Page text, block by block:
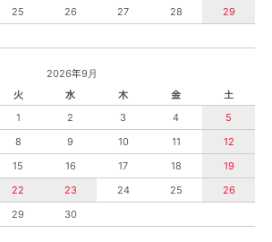
25 26 27 28
29
2026年9月
火 水 木 金
土
1
2 3 4
5
8 9 10 11
12
15 16 17 18
19
22 23 24 25
26
29 30